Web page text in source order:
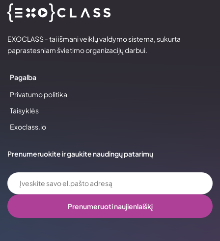
EXOCLASS - tai išmani veiklų valdymo sistema, sukurta
paprastesniam švietimo organizacijų darbui.
Pagalba
Privatumo politika
Taisyklės
Exoclass.io
Prenumeruokite ir gaukite naudingų patarimų
Prenumeruoti naujienlaiškį